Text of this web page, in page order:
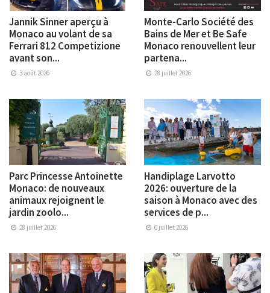
Jannik Sinner aperçu à
Monaco au volant de sa
Ferrari 812 Competizione
avant son...
3 août 2026
Monte-Carlo Société des
Bains de Mer et Be Safe
Monaco renouvellent leur
partena...
28 juillet 2026
Parc Princesse Antoinette
Monaco: de nouveaux
animaux rejoignent le
jardin zoolo...
28 juillet 2026
Handiplage Larvotto
2026: ouverture de la
saison à Monaco avec des
services de p...
6 juillet 2026